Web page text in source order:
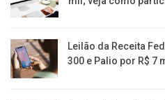
Leilão da Receita
300 e Palio por R$ 7